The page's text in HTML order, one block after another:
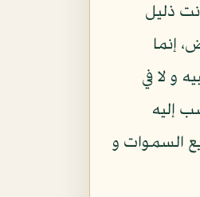
ذليل
إنما
و لا في
إليه
السموات و